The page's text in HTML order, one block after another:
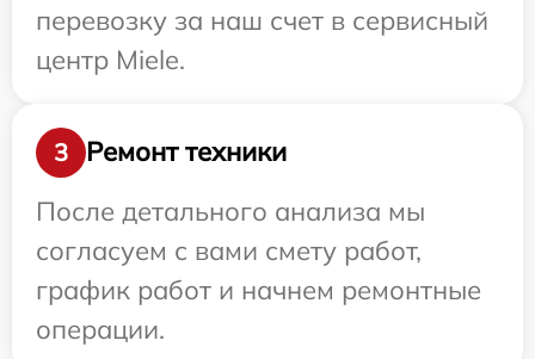
перевозку за наш счет в сервисный
центр Miele.
3
Ремонт техники
После детального анализа мы
согласуем с вами смету работ,
график работ и начнем ремонтные
операции.